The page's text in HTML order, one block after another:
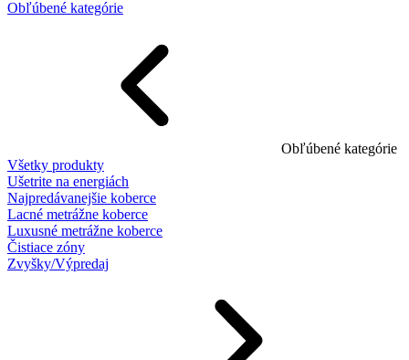
Obľúbené kategórie
Obľúbené kategórie
Všetky produkty
Ušetrite na energiách
Najpredávanejšie koberce
Lacné metrážne koberce
Luxusné metrážne koberce
Čistiace zóny
Zvyšky/Výpredaj